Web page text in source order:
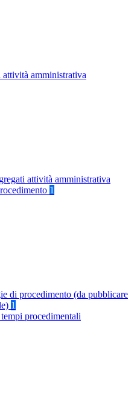
attività amministrativa
attività amministrativa
1
di procedimento (da pubblicare
1
procedimentali